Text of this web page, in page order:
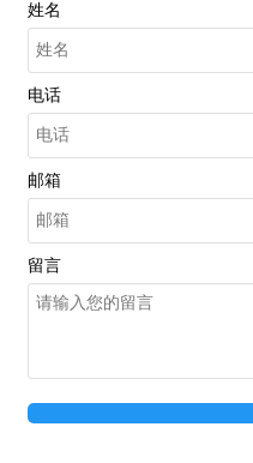
姓名
电话
邮箱
留言